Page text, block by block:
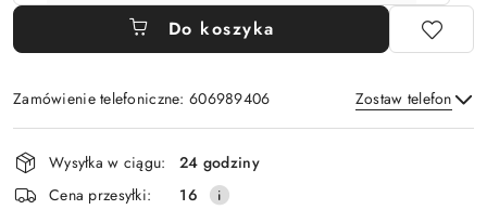
Do koszyka
Zamówienie telefoniczne: 606989406 Zostaw telefon
Wyślij
Dostępność
i
dostawa
Wysyłka w ciągu:
24 godziny
Cena przesyłki:
16